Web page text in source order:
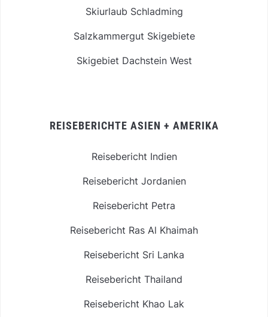
Skiurlaub Schladming
Salzkammergut Skigebiete
Skigebiet Dachstein West
REISEBERICHTE ASIEN + AMERIKA
Reisebericht Indien
Reisebericht Jordanien
Reisebericht Petra
Reisebericht Ras Al Khaimah
Reisebericht Sri Lanka
Reisebericht Thailand
Reisebericht Khao Lak